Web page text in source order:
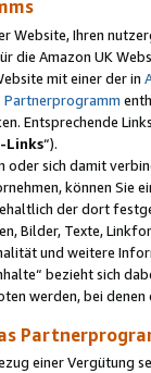
Website, Ihren
die Amazon UK
mit einer der in
Entsprechende
Links“).
oder sich damit
können Sie
der dort
Bilder, Texte,
und weitere
bezieht sich
werden, bei
einer Vergütung